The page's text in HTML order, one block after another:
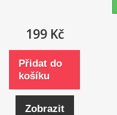
199 Kč
Přidat do
košíku
Zobrazit